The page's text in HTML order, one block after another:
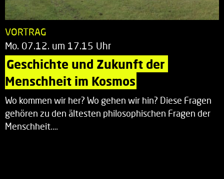
VORTRAG
Mo. 07.12. um 17.15 Uhr
Geschichte und Zukunft der
Menschheit im Kosmos
Wo kommen wir her? Wo gehen wir hin? Diese Fragen
gehören zu den ältesten philosophischen Fragen der
Menschheit.…